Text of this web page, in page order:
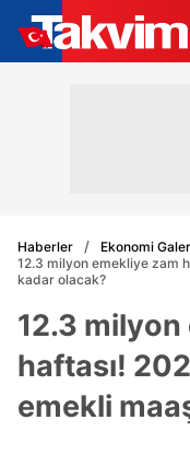
Haberler
Ekonomi
12.3 milyon emekliye zam
kadar olacak?
12.3
haftası!
emekli